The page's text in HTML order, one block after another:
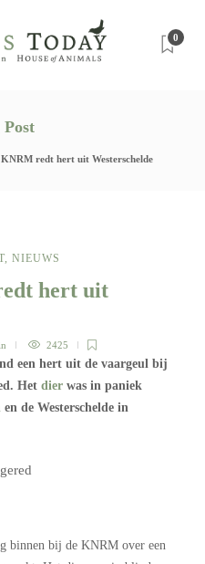
0
redt hert uit Westerschelde
, NIEUWS
hert uit
2425
een hert uit de vaargeul bij
Het dier was in paniek
en de Westerschelde in
binnen bij de KNRM over een